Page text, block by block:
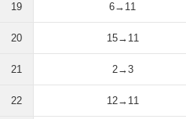
19 6→11
20 15→11
21 2→3
22 12→11